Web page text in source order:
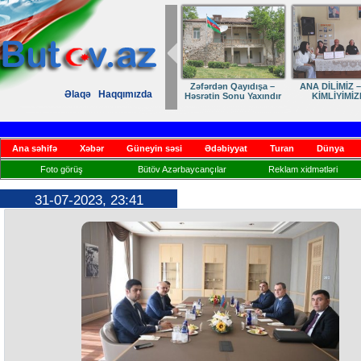
Əlaqə Haqqımızda
Zəfərdən Qayıdışa –
Həsrətin Sonu Yaxındır
ANA DİLİMİZ
Ana səhifə Xəbər Güneyin səsi Ədəbiyyat Turan Dünya
Foto görüş Bütöv Azərbaycançılar Reklam xidmətləri
31-07-2023, 23:41